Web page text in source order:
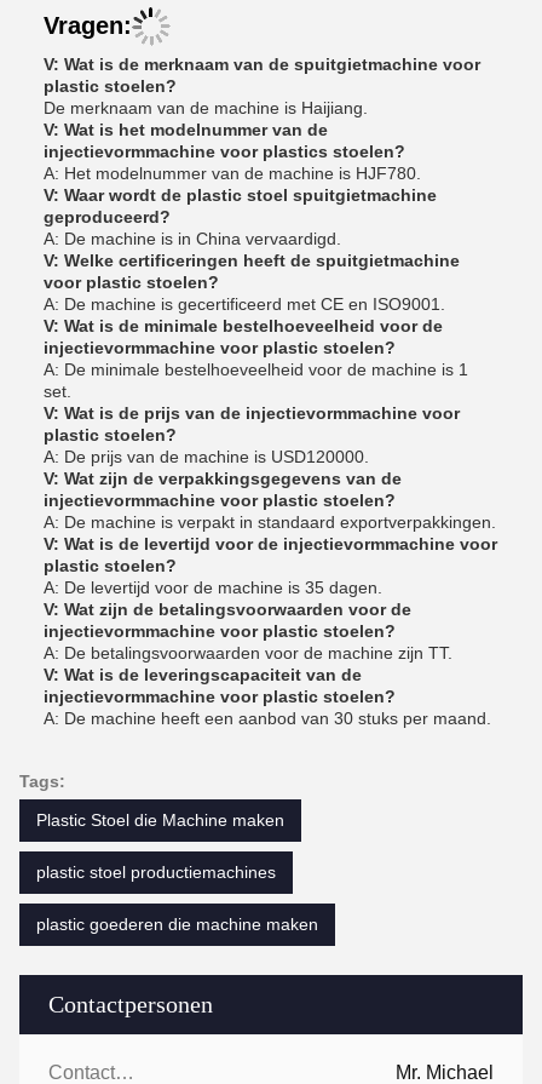
Contactpersonen
Contactpersonen: Mr. Michael
Vragen:
V: Wat is de merknaam van de spuitgietmachine voor
plastic stoelen?
De merknaam van de machine is Haijiang.
V: Wat is het modelnummer van de
injectievormmachine voor plastics stoelen?
A: Het modelnummer van de machine is HJF780.
V: Waar wordt de plastic stoel spuitgietmachine
geproduceerd?
A: De machine is in China vervaardigd.
V: Welke certificeringen heeft de spuitgietmachine
voor plastic stoelen?
A: De machine is gecertificeerd met CE en ISO9001.
V: Wat is de minimale bestelhoeveelheid voor de
injectievormmachine voor plastic stoelen?
A: De minimale bestelhoeveelheid voor de machine is 1
set.
V: Wat is de prijs van de injectievormmachine voor
plastic stoelen?
A: De prijs van de machine is USD120000.
V: Wat zijn de verpakkingsgegevens van de
injectievormmachine voor plastic stoelen?
A: De machine is verpakt in standaard exportverpakkingen.
V: Wat is de levertijd voor de injectievormmachine voor
plastic stoelen?
A: De levertijd voor de machine is 35 dagen.
V: Wat zijn de betalingsvoorwaarden voor de
injectievormmachine voor plastic stoelen?
A: De betalingsvoorwaarden voor de machine zijn TT.
V: Wat is de leveringscapaciteit van de
injectievormmachine voor plastic stoelen?
A: De machine heeft een aanbod van 30 stuks per maand.
Tags:
Plastic Stoel die Machine maken
plastic stoel productiemachines
plastic goederen die machine maken